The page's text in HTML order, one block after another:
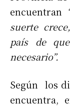
encuentran
suerte
país de
necesario”.
Según los
encuentra,